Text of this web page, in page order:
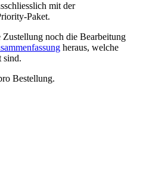
mit der
Paket.
noch die Bearbeitung
heraus, welche
sind.
Bestellung.